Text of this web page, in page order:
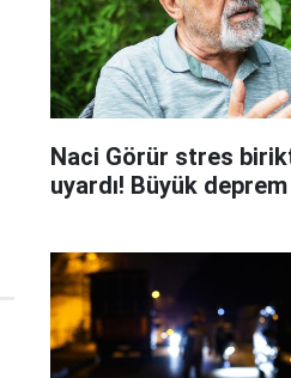
Naci Görür stres
uyardı! Büyük